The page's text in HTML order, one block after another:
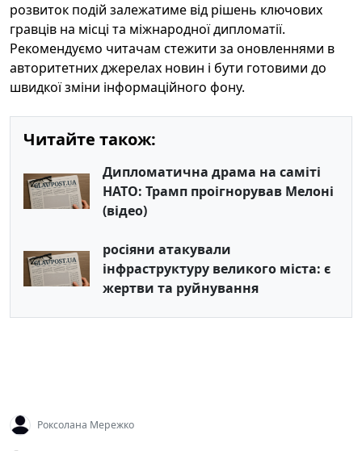
розвиток подій залежатиме від рішень ключових
гравців на місці та міжнародної дипломатії.
Рекомендуємо читачам стежити за оновленнями в
авторитетних джерелах новин і бути готовими до
швидкої зміни інформаційного фону.
Читайте також:
Дипломатична драма на саміті
НАТО: Трамп проігнорував Мелоні
(відео)
росіяни атакували
інфраструктуру великого міста: є
жертви та руйнування
Роксолана Мережко